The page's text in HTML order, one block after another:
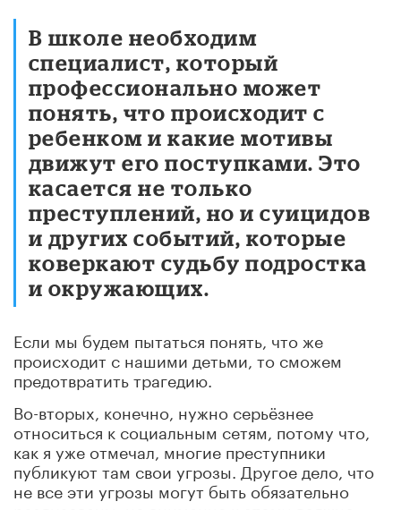
В школе необходим
специалист, который
профессионально может
понять, что происходит с
ребенком и какие мотивы
движут его поступками. Это
касается не только
преступлений, но и суицидов
и других событий, которые
коверкают судьбу подростка
и окружающих.
Если мы будем пытаться понять, что же
происходит с нашими детьми, то сможем
предотвратить трагедию.
Во-вторых, конечно, нужно серьёзнее
относиться к социальным сетям, потому что,
как я уже отмечал, многие преступники
публикуют там свои угрозы. Другое дело, что
не все эти угрозы могут быть обязательно